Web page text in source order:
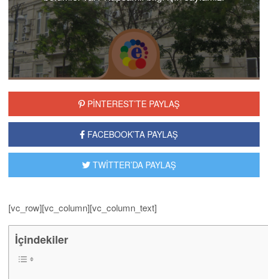
bölümler var? Kapsamlı bilgi için sayfamızı
ziyaret edebilirsiniz
PİNTEREST’TE PAYLAŞ
FACEBOOK’TA PAYLAŞ
TWİTTER’DA PAYLAŞ
İçindekiler